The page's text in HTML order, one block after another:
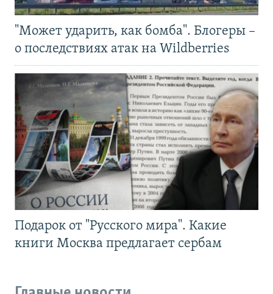
"Может ударить, как бомба". Блогеры –
о последствиях атак на Wildberries
Подарок от "Русского мира". Какие
книги Москва предлагает сербам